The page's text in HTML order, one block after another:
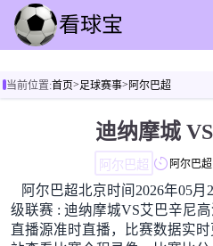
足球
世界杯
足球赛事
当前位置:首页>足球赛事> 阿尔巴超
迪纳摩城
阿尔巴超 阿尔巴超
阿尔巴超北京时间2026年05
级联赛 : 迪纳摩城VS艾巴辛尼
直播源准时直播，比赛数据实